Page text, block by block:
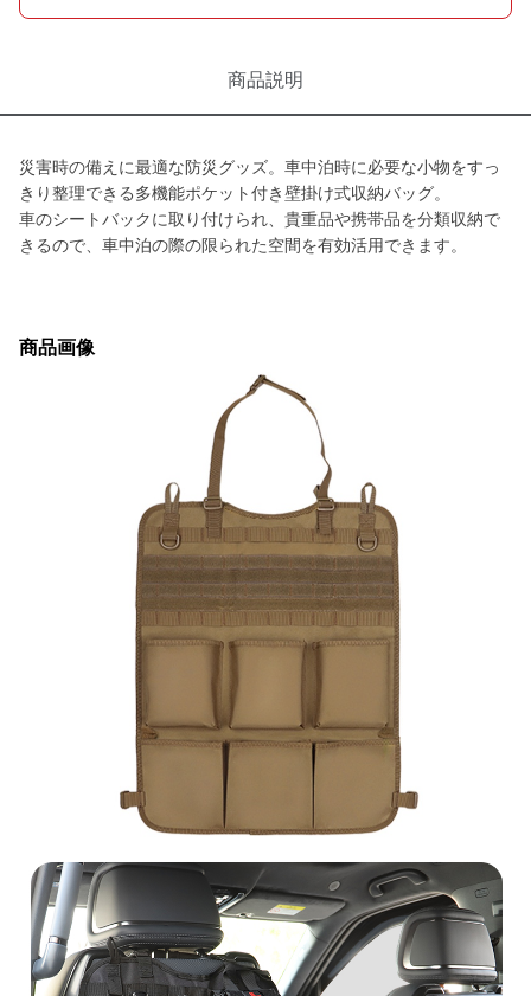
商品説明
災害時の備えに最適な防災グッズ。車中泊時に必要な小物をすっ
きり整理できる多機能ポケット付き壁掛け式収納バッグ。
車のシートバックに取り付けられ、貴重品や携帯品を分類収納で
きるので、車中泊の際の限られた空間を有効活用できます。
商品画像